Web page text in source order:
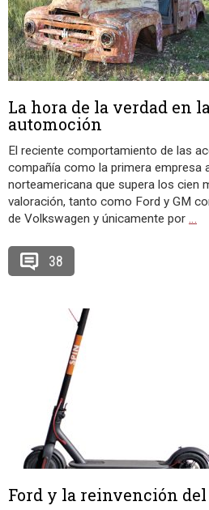
La hora de la verdad en
automoción
El reciente comportamiento de las
compañía como la primera empresa
norteamericana que supera los cien
valoración, tanto como Ford y GM
de Volkswagen y únicamente por …
38
Ford y la reinvención